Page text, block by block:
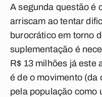
A segunda questão é
arriscam ao tentar
burocrático em torno
suplementação é
R$ 13 milhões já este
é de o movimento (da
pela população como